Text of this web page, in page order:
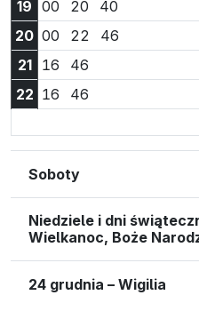
19 00 Godzina 19:00
20 Godzina 19:20
40
20 00 Godzina 20:00
22 Godzina 20:22
46
21
16 Godzina 21:16
46
22 16 Godzina 22:16
46
Soboty
Niedziele i dni
Wielkanoc, Boże
24 grudnia – Wigilia